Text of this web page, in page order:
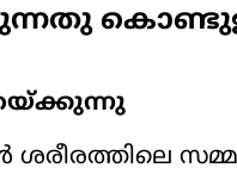
ശരീരത്തിലെ